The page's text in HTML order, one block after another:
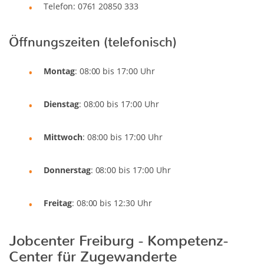
Telefon: 0761 20850 333
Öffnungszeiten (telefonisch)
Montag: 08:00 bis 17:00 Uhr
Dienstag: 08:00 bis 17:00 Uhr
Mittwoch: 08:00 bis 17:00 Uhr
Donnerstag: 08:00 bis 17:00 Uhr
Freitag: 08:00 bis 12:30 Uhr
Jobcenter Freiburg - Kompetenz-
Center für Zugewanderte